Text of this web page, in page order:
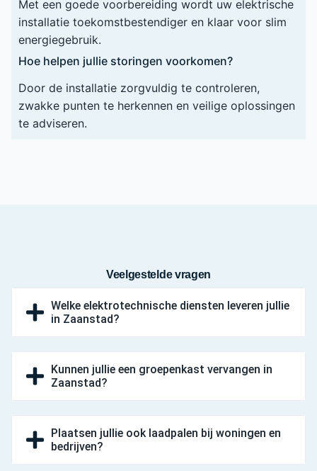
Met een goede voorbereiding wordt uw elektrische
installatie toekomstbestendiger en klaar voor slim
energiegebruik.
Hoe helpen jullie storingen voorkomen?
Door de installatie zorgvuldig te controleren,
zwakke punten te herkennen en veilige oplossingen
te adviseren.
Veelgestelde vragen
Welke elektrotechnische diensten leveren jullie
in Zaanstad?
Kunnen jullie een groepenkast vervangen in
Zaanstad?
Plaatsen jullie ook laadpalen bij woningen en
bedrijven?